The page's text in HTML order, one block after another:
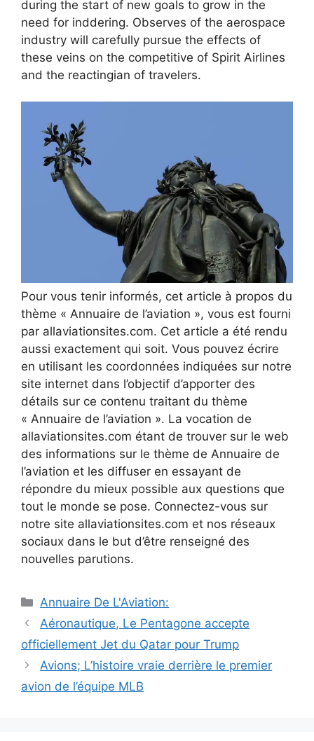
during the start of new goals to grow in the
need for inddering. Observes of the aerospace
industry will carefully pursue the effects of
these veins on the competitive of Spirit Airlines
and the reactingian of travelers.
Pour vous tenir informés, cet article à propos du
thème « Annuaire de l’aviation », vous est fourni
par allaviationsites.com. Cet article a été rendu
aussi exactement qui soit. Vous pouvez écrire
en utilisant les coordonnées indiquées sur notre
site internet dans l’objectif d’apporter des
détails sur ce contenu traitant du thème
« Annuaire de l’aviation ». La vocation de
allaviationsites.com étant de trouver sur le web
des informations sur le thème de Annuaire de
l’aviation et les diffuser en essayant de
répondre du mieux possible aux questions que
tout le monde se pose. Connectez-vous sur
notre site allaviationsites.com et nos réseaux
sociaux dans le but d’être renseigné des
nouvelles parutions.
Catégories
Annuaire De L'Aviation:
Navigation
des
Aéronautique, Le Pentagone accepte
officiellement Jet du Qatar pour Trump
Avions; L’histoire vraie derrière le premier
avion de l’équipe MLB